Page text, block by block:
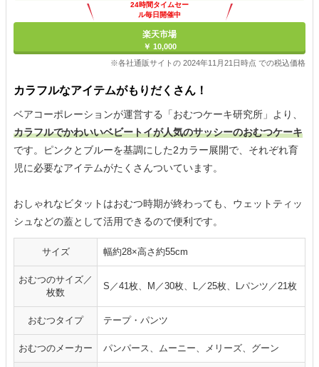
24時間タイムセー
ル毎日開催中
楽天市場
￥ 10,000
※各社通販サイトの 2024年11月21日時点 での税込価格
カラフルなアイテムがもりだくさん！
ベアコーポレーションが運営する「おむつケーキ研究所」より、
カラフルでかわいいベビートイが人気のサッシーのおむつケーキ
です。ピンクとブルーを基調にした2カラー展開で、それぞれ育
児に必要なアイテムがたくさんついています。
おしゃれなビタットはおむつ時期が終わっても、ウェットティッ
シュなどの蓋として活用できるので便利です。
サイズ 幅約28×高さ約55cm
おむつのサイズ／
枚数
S／41枚、M／30枚、L／25枚、Lパンツ／21枚
おむつタイプ テープ・パンツ
おむつのメーカー パンパース、ムーニー、メリーズ、グーン